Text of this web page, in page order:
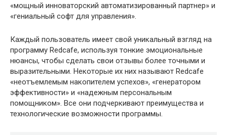
«мощный инноваторский автоматизированный партнер» и
«гениальный софт для управления».
Каждый пользователь имеет свой уникальный взгляд на
программу Redcafe, используя тонкие эмоциональные
нюансы, чтобы сделать свои отзывы более точными и
выразительными. Некоторые их них называют Redcafe
«неотъемлемым накопителем успехов», «генератором
эффективности» и «надежным персональным
помощником». Все они подчеркивают преимущества и
технологические возможности программы.